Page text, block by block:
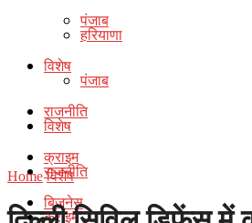
पंजाब
विशेष
राजनीति
क्राइम
बिज़नेस
हरियाणा
पंजाब
विशेष
राजनीति
क्राइम
Home विशेष